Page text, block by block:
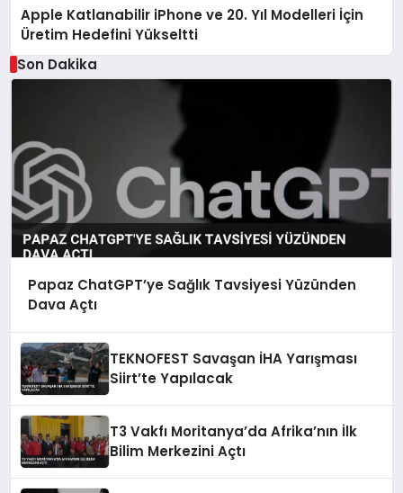
Apple Katlanabilir iPhone ve 20. Yıl Modelleri İçin
Üretim Hedefini Yükseltti
Son Dakika
Papaz ChatGPT’ye Sağlık Tavsiyesi Yüzünden
Dava Açtı
TEKNOFEST Savaşan İHA Yarışması
Siirt’te Yapılacak
T3 Vakfı Moritanya’da Afrika’nın İlk
Bilim Merkezini Açtı